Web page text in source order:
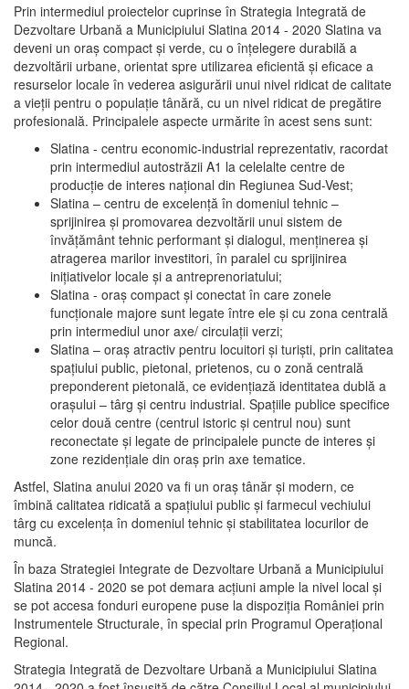
Prin intermediul proiectelor cuprinse în Strategia Integrată de
Dezvoltare Urbană a Municipiului Slatina 2014 - 2020 Slatina va
deveni un oraş compact şi verde, cu o înţelegere durabilă a
dezvoltării urbane, orientat spre utilizarea eficientă şi eficace a
resurselor locale în vederea asigurării unui nivel ridicat de calitate
a vieţii pentru o populaţie tânără, cu un nivel ridicat de pregătire
profesională. Principalele aspecte urmărite în acest sens sunt:
Slatina - centru economic-industrial reprezentativ, racordat
prin intermediul autostrăzii A1 la celelalte centre de
producţie de interes naţional din Regiunea Sud-Vest;
Slatina – centru de excelenţă în domeniul tehnic –
sprijinirea şi promovarea dezvoltării unui sistem de
învăţământ tehnic performant şi dialogul, menţinerea şi
atragerea marilor investitori, în paralel cu sprijinirea
iniţiativelor locale şi a antreprenoriatului;
Slatina - oraş compact şi conectat în care zonele
funcţionale majore sunt legate între ele şi cu zona centrală
prin intermediul unor axe/ circulații verzi;
Slatina – oraş atractiv pentru locuitori şi turişti, prin calitatea
spaţiului public, pietonal, prietenos, cu o zonă centrală
preponderent pietonală, ce evidenţiază identitatea dublă a
oraşului – târg şi centru industrial. Spaţiile publice specifice
celor două centre (centrul istoric şi centrul nou) sunt
reconectate şi legate de principalele puncte de interes şi
zone rezidenţiale din oraş prin axe tematice.
Astfel, Slatina anului 2020 va fi un oraş tânăr şi modern, ce
îmbină calitatea ridicată a spaţiului public şi farmecul vechiului
târg cu excelenţa în domeniul tehnic şi stabilitatea locurilor de
muncă.
În baza Strategiei Integrate de Dezvoltare Urbană a Municipiului
Slatina 2014 - 2020 se pot demara acţiuni ample la nivel local şi
se pot accesa fonduri europene puse la dispoziţia României prin
Instrumentele Structurale, în special prin Programul Operațional
Regional.
Strategia Integrată de Dezvoltare Urbană a Municipiului Slatina